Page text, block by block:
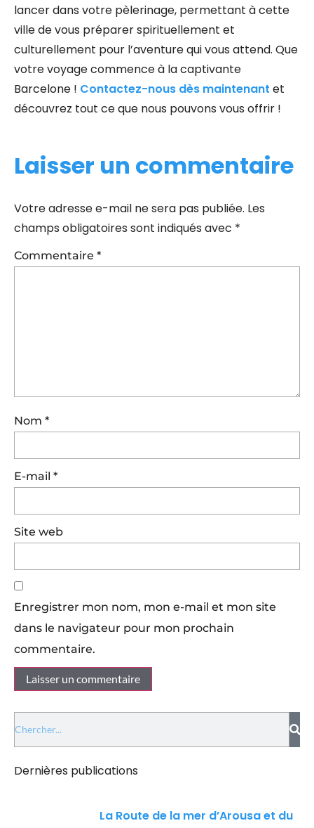
lancer dans votre pèlerinage, permettant à cette
ville de vous préparer spirituellement et
culturellement pour l’aventure qui vous attend. Que
votre voyage commence à la captivante
Barcelone ! Contactez-nous dès maintenant et
découvrez tout ce que nous pouvons vous offrir !
Laisser un commentaire
Votre adresse e-mail ne sera pas publiée. Les
champs obligatoires sont indiqués avec *
Commentaire *
Nom *
E-mail *
Site web
Enregistrer mon nom, mon e-mail et mon site
dans le navigateur pour mon prochain
commentaire.
Dernières publications
La Route de la mer d’Arousa et du